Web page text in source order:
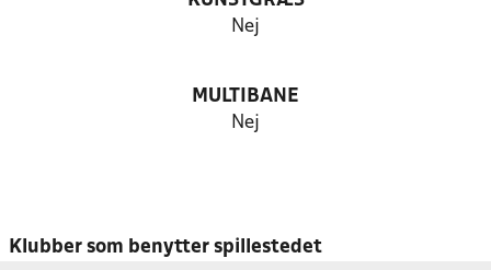
Nej
MULTIBANE
Nej
Klubber som benytter spillestedet